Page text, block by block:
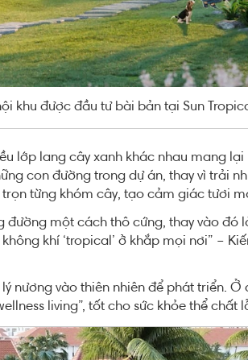
khu được đầu tư bài bản tại Sun
lớp lang cây xanh khác nhau mang
con đường trong dự án, thay vì trải
từng khóm cây, tạo cảm giác tươi
đường một cách thô cứng, thay vào đó
khí ‘tropical’ ở khắp mọi nơi” –
nương vào thiên nhiên để phát triển. Ở
living”, tốt cho sức khỏe thể chất